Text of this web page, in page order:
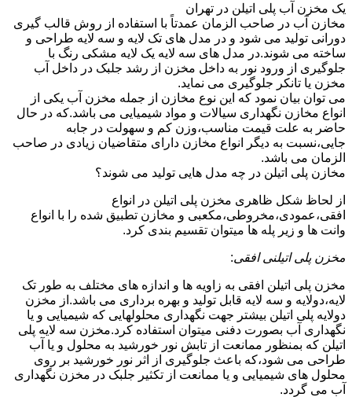
یک مخزن آب پلی اتیلن در تهران
مخازن آب در صاحب الزمان عمدتاً با استفاده از روش قالب گیری
دورانی تولید می شود و در مدل های تک لایه و سه لایه طراحی و
ساخته می شوند.در مدل های سه لایه یک لایه مشکی رنگ با
جلوگیری از ورود نور به داخل مخزن از رشد جلبک در داخل آب
مخزن یا تانکر جلوگیری می نماید.
می توان بیان نمود که این نوع مخازن از جمله مخزن آب یکی از
انواع مخازن نگهداری سیالات و مواد شیمیایی می باشد.که در حال
حاضر به علت قیمت مناسب،وزن کم و سهولت در جابه
جایی،نسبت به دیگر انواع مخازن دارای متقاضیان زیادی در صاحب
الزمان می باشد.
مخازن پلی اتیلن در چه مدل هایی تولید می شوند؟
از لحاظ شکل ظاهری مخزن پلی اتیلن در انواع
افقی،عمودی،مخروطی،مکعبی و مخازن تطبیق شده را با انواع
وانت ها و زیر پله ها میتوان تقسیم بندی کرد.
مخزن پلی اتیلنی افقی:
مخزن پلی اتیلن افقی به زاویه ها و اندازه های مختلف به طور تک
لایه،دولایه و سه لایه قابل تولید و بهره برداری می باشد.از مخزن
دولایه پلی اتیلن بیشتر جهت نگهداری محلولهایی که شیمیایی و یا
نگهداری آب بصورت دفنی میتوان استفاده کرد.مخزن سه لایه پلی
اتیلن که بمنظور ممانعت از تابش نور خورشید به محلول و یا آب
طراحی می شود،که باعث جلوگیری از اثر نور خورشید بر روی
محلول های شیمیایی و یا ممانعت از تکثیر جلبک در مخزن نگهداری
آب می گردد.